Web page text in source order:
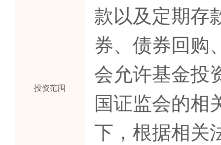
投资范围
款以及定期存
券、债券回购
会允许基金投
国证监会的相
下，根据相关